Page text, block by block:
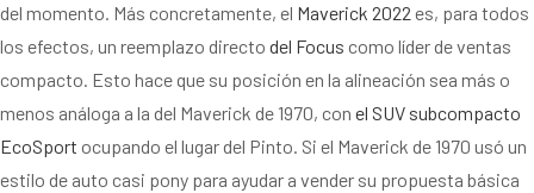
del momento. Más concretamente, el Maverick 2022 es, para todos
los efectos, un reemplazo directo del Focus como líder de ventas
compacto. Esto hace que su posición en la alineación sea más o
menos análoga a la del Maverick de 1970, con el SUV subcompacto
EcoSport ocupando el lugar del Pinto. Si el Maverick de 1970 usó un
estilo de auto casi pony para ayudar a vender su propuesta básica